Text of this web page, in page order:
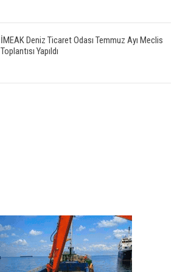
İMEAK Deniz Ticaret Odası Temmuz Ayı Meclis
Toplantısı Yapıldı